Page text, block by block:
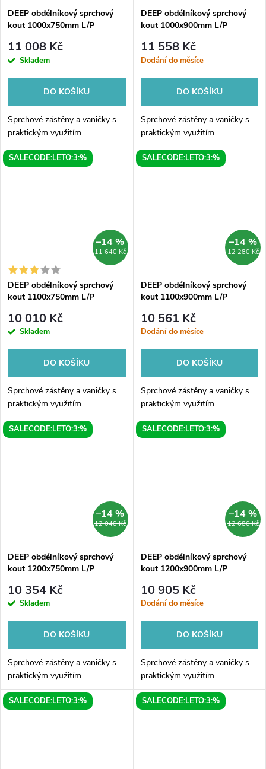
DEEP obdélníkový sprchový
kout 1000x750mm L/P
11 008 Kč
Skladem
DO KOŠÍKU
Sprchové zástěny a vaničky s
praktickým využitím
DEEP obdélníkový sprchový
kout 1000x900mm L/P
11 558 Kč
Dodání do měsíce
DO KOŠÍKU
Sprchové zástěny a vaničky s
praktickým využitím
SALECODE:LETO:3:%
11 640 Kč
–14 %
DEEP obdélníkový sprchový
kout 1100x750mm L/P
10 010 Kč
Skladem
DO KOŠÍKU
Sprchové zástěny a vaničky s
praktickým využitím
SALECODE:LETO:3:%
12 280 Kč
–14 %
DEEP obdélníkový sprchový
kout 1100x900mm L/P
10 561 Kč
Dodání do měsíce
DO KOŠÍKU
Sprchové zástěny a vaničky s
praktickým využitím
SALECODE:LETO:3:%
12 040 Kč
–14 %
DEEP obdélníkový sprchový
kout 1200x750mm L/P
10 354 Kč
Skladem
DO KOŠÍKU
Sprchové zástěny a vaničky s
praktickým využitím
SALECODE:LETO:3:%
12 680 Kč
–14 %
DEEP obdélníkový sprchový
kout 1200x900mm L/P
10 905 Kč
Dodání do měsíce
DO KOŠÍKU
Sprchové zástěny a vaničky s
praktickým využitím
SALECODE:LETO:3:% SALECODE:LETO:3:%